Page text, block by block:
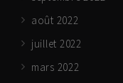
août 2022
juillet 2022
mars 2022